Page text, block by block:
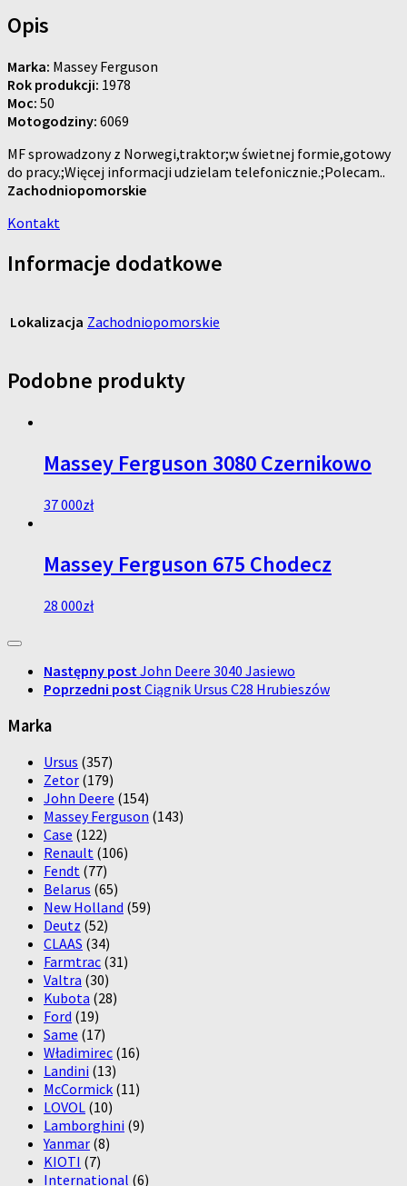
Opis
Marka: Massey Ferguson
Rok produkcji: 1978
Moc: 50
Motogodziny: 6069
MF sprowadzony z Norwegi,traktor;w świetnej formie,gotowy
do pracy.;Więcej informacji udzielam telefonicznie.;Polecam..
Zachodniopomorskie
Kontakt
Informacje dodatkowe
Lokalizacja Zachodniopomorskie
Podobne produkty
Massey Ferguson 3080 Czernikowo
37 000zł
Massey Ferguson 675 Chodecz
28 000zł
Następny post John Deere 3040 Jasiewo
Poprzedni post Ciągnik Ursus C28 Hrubieszów
Marka
Ursus (357)
Zetor (179)
John Deere (154)
Massey Ferguson (143)
Case (122)
Renault (106)
Fendt (77)
Belarus (65)
New Holland (59)
Deutz (52)
CLAAS (34)
Farmtrac (31)
Valtra (30)
Kubota (28)
Ford (19)
Same (17)
Władimirec (16)
Landini (13)
McCormick (11)
LOVOL (10)
Lamborghini (9)
Yanmar (8)
KIOTI (7)
International (6)